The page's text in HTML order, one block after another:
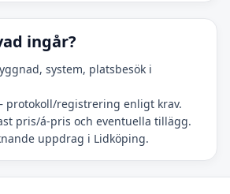
ingår?
system, platsbesök i
protokoll/registrering enligt krav.
pris/á-pris och eventuella tillägg.
uppdrag i Lidköping.